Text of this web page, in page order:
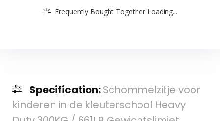
Frequently Bought Together Loading...
Specification:Schommelzitje voor
kinderen in de kleuterschool Heavy